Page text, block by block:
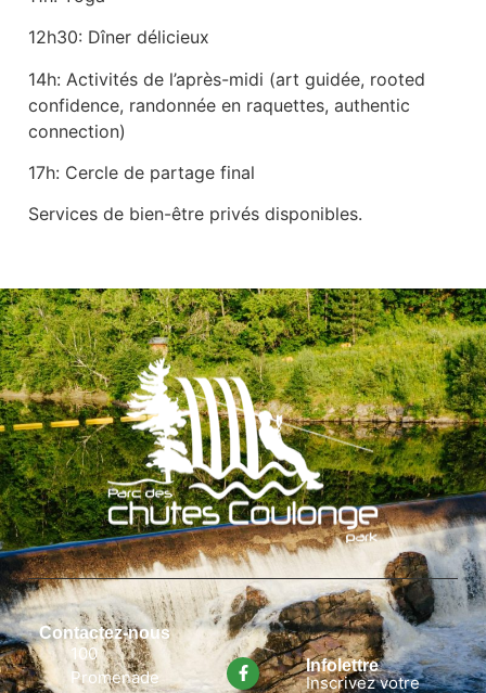
12h30: Dîner délicieux
14h: Activités de l’après-midi (art guidée, rooted
confidence, randonnée en raquettes, authentic
connection)
17h: Cercle de partage final
Services de bien-être privés disponibles.
Contactez-nous
100
Promenade
Infolettre
Inscrivez votre